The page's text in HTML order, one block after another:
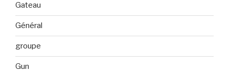
Gateau
Général
groupe
Gun